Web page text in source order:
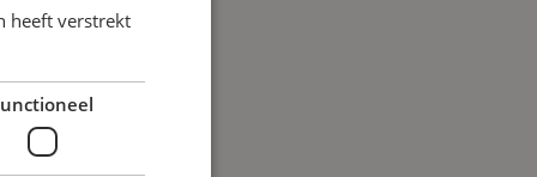
heeft verstrekt